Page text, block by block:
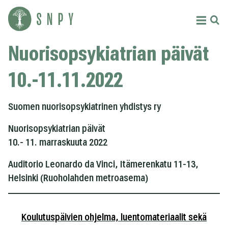
Siirry
sisältöön
nuorisopsykiatrinen
ry
Menu
Etsi
Nuorisopsykiatrian päivät
10.-11.11.2022
Suomen nuorisopsykiatrinen yhdistys ry
Nuorisopsykiatrian päivät
10.- 11. marraskuuta 2022
Auditorio Leonardo da Vinci, Itämerenkatu 11-13,
Helsinki (Ruoholahden metroasema)
Koulutuspäivien ohjelma, luentomateriaalit sekä